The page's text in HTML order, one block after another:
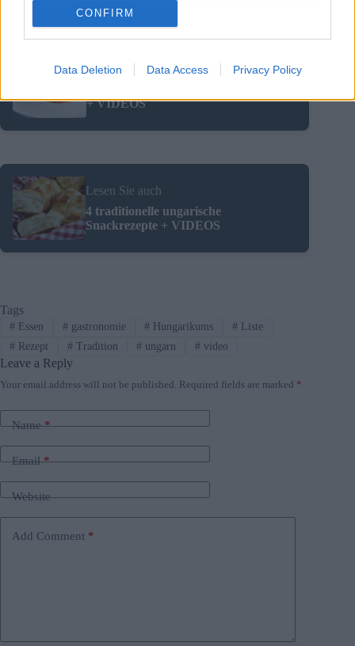
CONFIRM
Data Deletion Data Access Privacy Policy
Lesen Sie auch
+ VIDEOS
Lesen Sie auch
4 traditionelle ungarische
Snackrezepte + VIDEOS
Tags
#Essen #gastronomie # Hungarikums # Liste
#Rezept #Tradition # ungarn # video
Leave a Reply
Your email address will not be published. Required fields are marked *
Name*
Email*
Website
Add Comment *